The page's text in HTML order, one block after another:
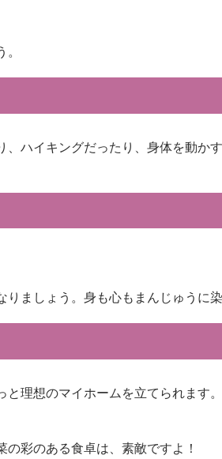
ハイキングだったり、身体を動か
りましょう。身も心もまんじゅうに
理想のマイホームを立てられます
彩のある食卓は、素敵ですよ！